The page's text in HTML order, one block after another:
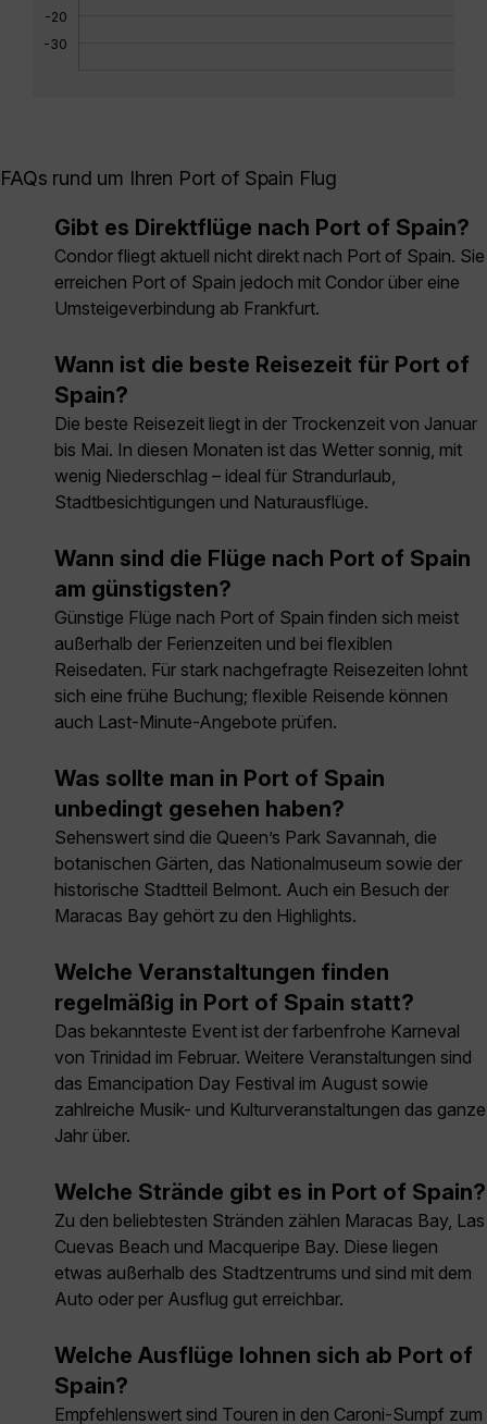
-20
-30
FAQs rund um Ihren Port of Spain Flug
Gibt es Direktflüge nach Port of Spain?
Condor fliegt aktuell nicht direkt nach Port of Spain. Sie
erreichen Port of Spain jedoch mit Condor über eine
Umsteigeverbindung ab Frankfurt.
Wann ist die beste Reisezeit für Port of
Spain?
Die beste Reisezeit liegt in der Trockenzeit von Januar
bis Mai. In diesen Monaten ist das Wetter sonnig, mit
wenig Niederschlag – ideal für Strandurlaub,
Stadtbesichtigungen und Naturausflüge.
Wann sind die Flüge nach Port of Spain
am günstigsten?
Günstige Flüge nach Port of Spain finden sich meist
außerhalb der Ferienzeiten und bei flexiblen
Reisedaten. Für stark nachgefragte Reisezeiten lohnt
sich eine frühe Buchung; flexible Reisende können
auch Last-Minute-Angebote prüfen.
Was sollte man in Port of Spain
unbedingt gesehen haben?
Sehenswert sind die Queen’s Park Savannah, die
botanischen Gärten, das Nationalmuseum sowie der
historische Stadtteil Belmont. Auch ein Besuch der
Maracas Bay gehört zu den Highlights.
Welche Veranstaltungen finden
regelmäßig in Port of Spain statt?
Das bekannteste Event ist der farbenfrohe Karneval
von Trinidad im Februar. Weitere Veranstaltungen sind
das Emancipation Day Festival im August sowie
zahlreiche Musik- und Kulturveranstaltungen das ganze
Jahr über.
Welche Strände gibt es in Port of Spain?
Zu den beliebtesten Stränden zählen Maracas Bay, Las
Cuevas Beach und Macqueripe Bay. Diese liegen
etwas außerhalb des Stadtzentrums und sind mit dem
Auto oder per Ausflug gut erreichbar.
Welche Ausflüge lohnen sich ab Port of
Spain?
Empfehlenswert sind Touren in den Caroni-Sumpf zum